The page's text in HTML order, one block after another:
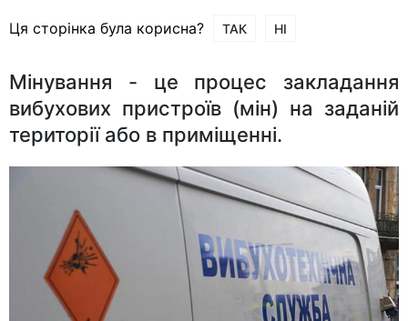
Ця сторінка була корисна? ТАК НІ
Мінування - це процес закладання
вибухових пристроїв (мін) на заданій
території або в приміщенні.